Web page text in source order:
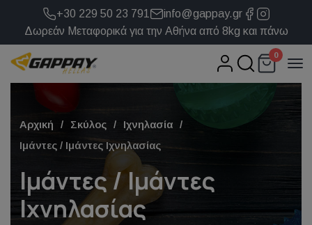
+30 229 50 23 791
info@gappay.gr
Δωρεάν Μεταφορικά για την Αθήνα από 8kg και πάνω
0
Αρχική Σκύλος
Ιχνηλασία
Ιμάντες / Ιμάντες Ιχνηλασίας
Ιμάντες / Ιμάντες
Ιχνηλασίας